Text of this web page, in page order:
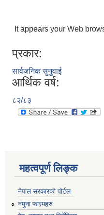
It appears your Web
प्रकार:
सार्वजनिक सुनुवाई
आर्थिक वर्ष:
८२/८३
महत्वपूर्ण लिङ्क
नेपाल सरकारको पोर्टल
नमुना फारमहरु